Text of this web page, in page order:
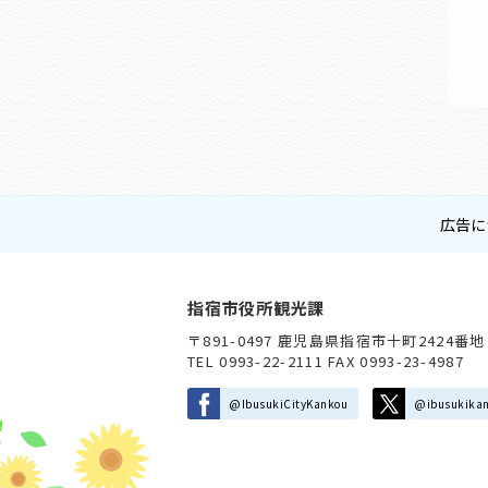
広告
指宿市役所観光課
〒891-0497 鹿児島県指宿市十町2424番地
TEL 0993-22-2111 FAX 0993-23-4987
@IbusukiCityKankou